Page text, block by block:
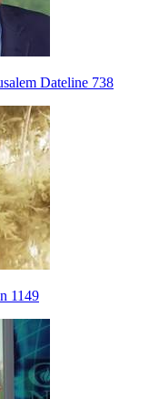
Dateline 738
1149